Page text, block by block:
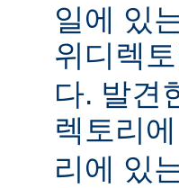
일에 있
위디렉
다. 발견
렉토리
리에 있